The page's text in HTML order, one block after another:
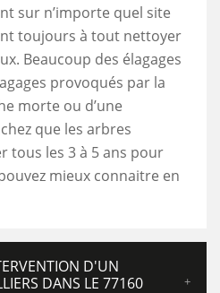
sur n’importe quel site
toujours à tout nettoyer
Beaucoup des élagages
provoqués par la
morte ou d’une
que les arbres
tous les 3 à 5 ans pour
mieux connaitre en
D'UN
DANS LE 77160